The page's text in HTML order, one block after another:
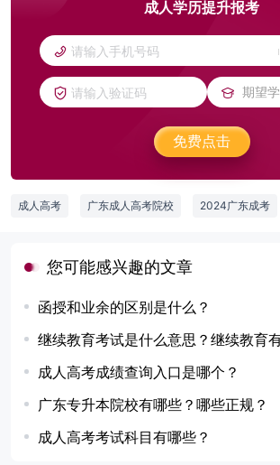
成人学历提升报考
免费点击
成人高考 广东成人高考院校 2024广东成考
您可能感兴趣的文章
函授和业余的区别是什么？
继续教育考试是什么意思？继续教育
成人高考成绩查询入口是哪个？
广东专升本院校有哪些？哪些正规？
成人高考考试科目有哪些？